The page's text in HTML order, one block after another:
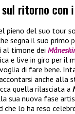
sul ritorno con i
pieno del suo tour
segna il suo primo
al timone dei
e live in giro per il
di fare bene.
anche alla
quella rilasciata a
sua nuova fase
lo ha reso